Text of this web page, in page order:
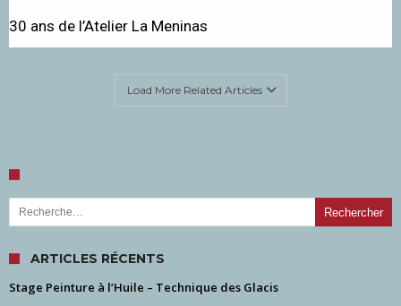
30 ans de l’Atelier La Meninas
Load More Related Articles
Rechercher :
ARTICLES RÉCENTS
Stage Peinture à l’Huile – Technique des Glacis